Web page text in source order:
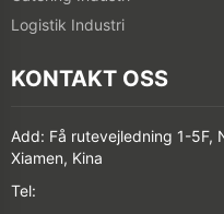
Logistik Industri
KONTAKT OSS
Add: Få rutevejledning 1-5F,
Xiamen, Kina
Tel: